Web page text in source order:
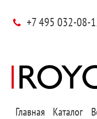
+7 495 032-08-
Главная Каталог